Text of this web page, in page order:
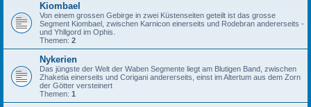
Kiombael
Von einem grossen Gebirge in zwei Küstenseiten geteilt ist das grosse
Segment Kiombael, zwischen Karnicon einerseits und Rodebran andererseits -
und Yhllgord im Ophis.
Themen: 2
Nykerien
Das jüngste der Welt der Waben Segmente liegt am Blutigen Band, zwischen
Zhaketia einerseits und Corigani andererseits, einst im Altertum aus dem Zorn
der Götter versteinert
Themen: 1